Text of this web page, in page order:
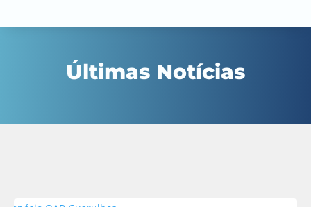
Últimas Notícias